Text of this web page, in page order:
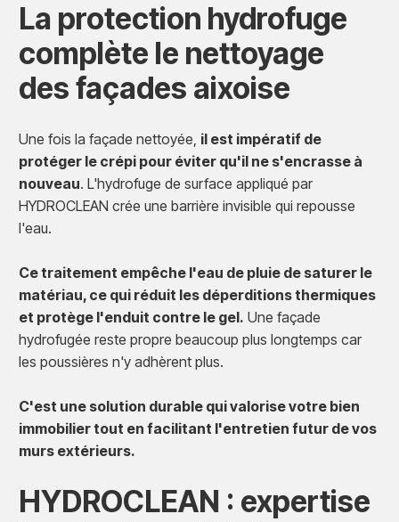
La protection hydrofuge
complète le nettoyage
des façades aixoise
Une fois la façade nettoyée, il est impératif de
protéger le crépi pour éviter qu'il ne s'encrasse à
nouveau. L'hydrofuge de surface appliqué par
HYDROCLEAN crée une barrière invisible qui repousse
l'eau.
Ce traitement empêche l'eau de pluie de saturer le
matériau, ce qui réduit les déperditions thermiques
et protège l'enduit contre le gel. Une façade
hydrofugée reste propre beaucoup plus longtemps car
les poussières n'y adhèrent plus.
C'est une solution durable qui valorise votre bien
immobilier tout en facilitant l'entretien futur de vos
murs extérieurs.
HYDROCLEAN : expertise